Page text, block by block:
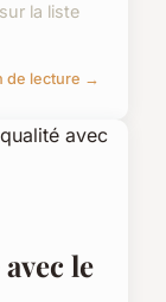
la liste
de lecture →
le